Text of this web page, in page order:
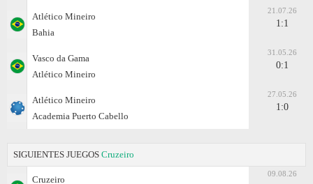
Atlético Mineiro
Bahia
21.07.26
1:1
Vasco da Gama
Atlético Mineiro
31.05.26
0:1
Atlético Mineiro
Academia Puerto Cabello
27.05.26
1:0
SIGUIENTES JUEGOS Cruzeiro
Cruzeiro
09.08.26